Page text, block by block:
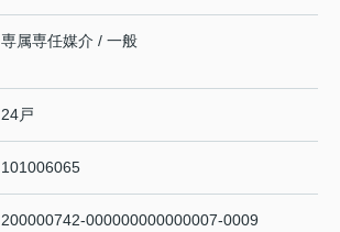
専属専任媒介 / 一般
24戸
101006065
200000742-000000000000007-0009